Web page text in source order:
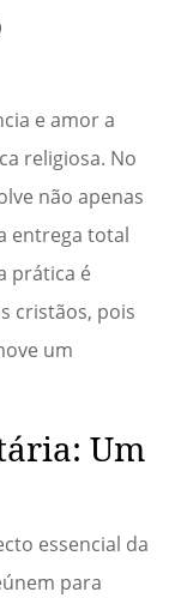
e amor a
religiosa. No
não apenas
entrega total
prática é
cristãos, pois
um
Um
essencial da
para